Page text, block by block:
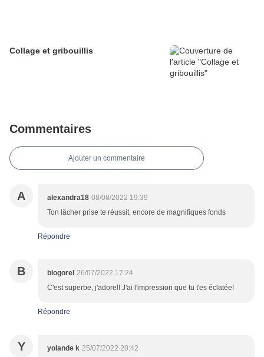
Collage et gribouillis
Commentaires
Ajouter un commentaire
A alexandra18 08/08/2022 19:39
Ton lâcher prise te réussit, encore de magnifiques fonds
Répondre
B blogorel 26/07/2022 17:24
C'est superbe, j'adore!! J'ai l'impression que tu t'es éclatée!
Répondre
Y yolande k 25/07/2022 20:42